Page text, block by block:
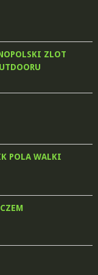
ZLOT
POLA WALKI